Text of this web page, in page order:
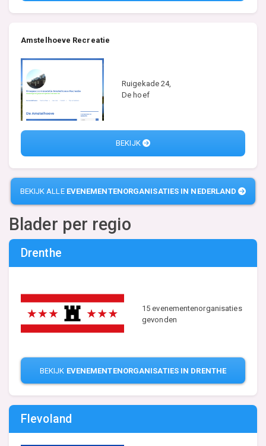
Amstelhoeve Recreatie
Ruigekade 24,
De hoef
BEKIJK
BEKIJK ALLE EVENEMENTENORGANISATIES IN NEDERLAND
Blader per regio
Drenthe
15 evenementenorganisaties
gevonden
BEKIJK EVENEMENTENORGANISATIES IN DRENTHE
Flevoland